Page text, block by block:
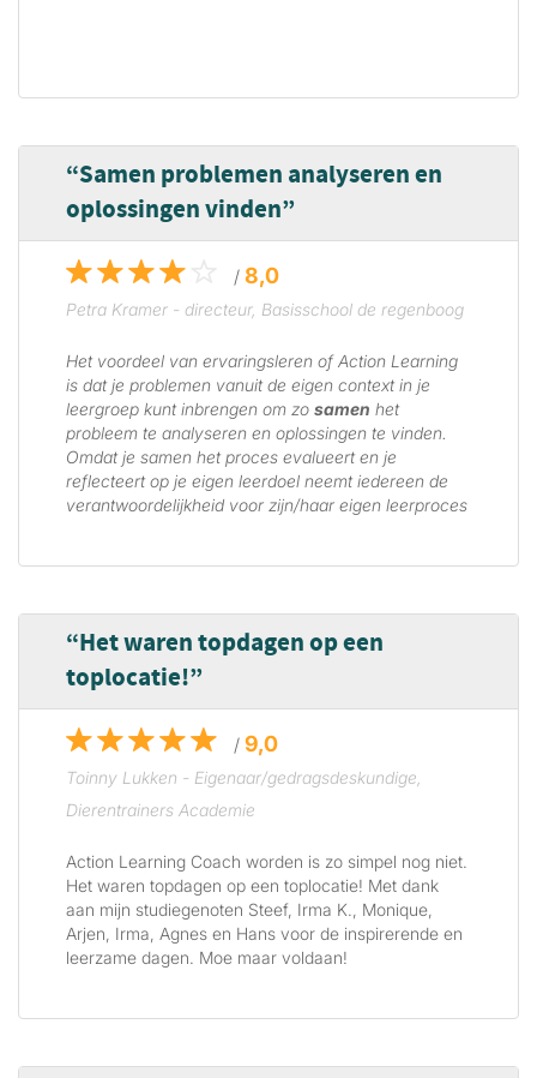
Samen problemen analyseren en
oplossingen vinden
/ 8,0
Petra Kramer - directeur, Basisschool de regenboog
Het voordeel van ervaringsleren of Action Learning
is dat je problemen vanuit de eigen context in je
leergroep kunt inbrengen om zo samen het
probleem te analyseren en oplossingen te vinden.
Omdat je samen het proces evalueert en je
reflecteert op je eigen leerdoel neemt iedereen de
verantwoordelijkheid voor zijn/haar eigen leerproces
Het waren topdagen op een
toplocatie!
/ 9,0
Toinny Lukken - Eigenaar/gedragsdeskundige,
Dierentrainers Academie
Action Learning Coach worden is zo simpel nog niet.
Het waren topdagen op een toplocatie! Met dank
aan mijn studiegenoten Steef, Irma K., Monique,
Arjen, Irma, Agnes en Hans voor de inspirerende en
leerzame dagen. Moe maar voldaan!